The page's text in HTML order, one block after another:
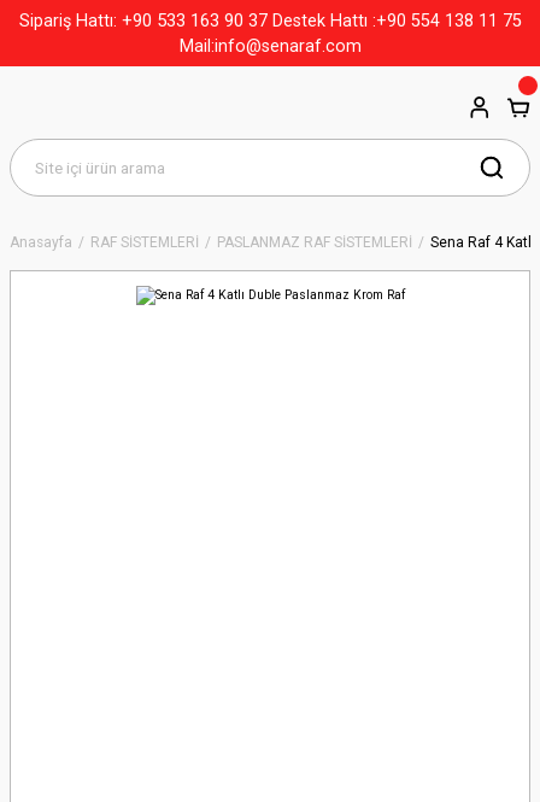
Sipariş Hattı: +90 533 163 90 37Destek Hattı :+90 554 138 11 75
Mail:info@senaraf.com
Anasayfa RAF SİSTEMLERİ PASLANMAZ RAF SİSTEMLERİ Sena Raf 4